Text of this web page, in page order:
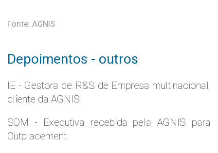
Fonte: AGNIS
Depoimentos - outros
IE - Gestora de R&S de Empresa multinacional,
cliente da AGNIS
SDM - Executiva recebida pela AGNIS para
Outplacement